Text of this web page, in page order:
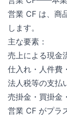
営業 CF は、商
します。
主な要素：
売上による現金
仕入れ・人件費
法人税等の支払
売掛金・買掛金
営業 CF がプラ